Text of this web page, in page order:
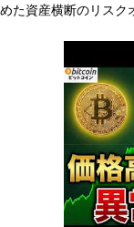
めた資産横断のリスク